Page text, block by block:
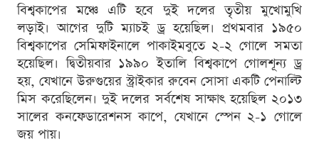
বিশ্বকাপের মঞ্চে এটি হবে দুই দলের তৃতীয় মুখোমুখি
লড়াই। আগের দুটি ম্যাচই ড্র হয়েছিল। প্রথমবার ১৯৫০
বিশ্বকাপের সেমিফাইনালে পাকাইমবুতে ২-২ গোলে সমতা
হয়েছিল। দ্বিতীয়বার ১৯৯০ ইতালি বিশ্বকাপে গোলশূন্য ড্র
হয়, যেখানে উরুগুয়ের স্ট্রাইকার রুবেন সোসা একটি পেনাল্টি
মিস করেছিলেন। দুই দলের সর্বশেষ সাক্ষাৎ হয়েছিল ২০১৩
সালের কনফেডারেশনস কাপে, যেখানে স্পেন ২-১ গোলে
জয় পায়।